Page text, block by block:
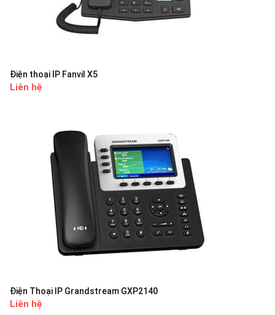
Điện thoại IP Fanvil X5
Liên hệ
Điện Thoại IP Grandstream GXP2140
Liên hệ